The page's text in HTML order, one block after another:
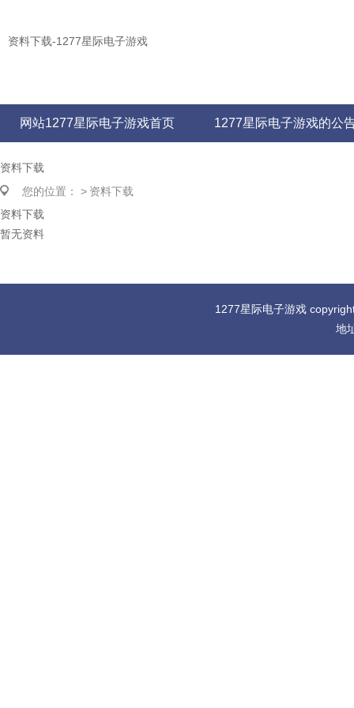
资料下载-1277星际电子游戏
网站1277星际电子游戏首页 1277星际电子游戏的公
资料下载
您的位置： > 资料下载
资料下载
暂无资料
1277星际电子游戏
地